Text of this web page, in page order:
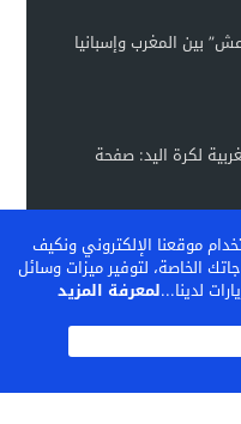
بين المغرب وإسبانيا
لكرة اليد: صفحة
المواهب… والمغرب
رسم خريطة الكرة
موقعنا الإلكتروني ونكيف
الخاصة، لتوفير ميزات وسائل
لدينا...لمعرفة المزيد